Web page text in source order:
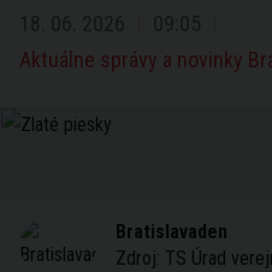
Aktuálne správy a novinky
Bratislavaden
Zdroj: TS Úrad